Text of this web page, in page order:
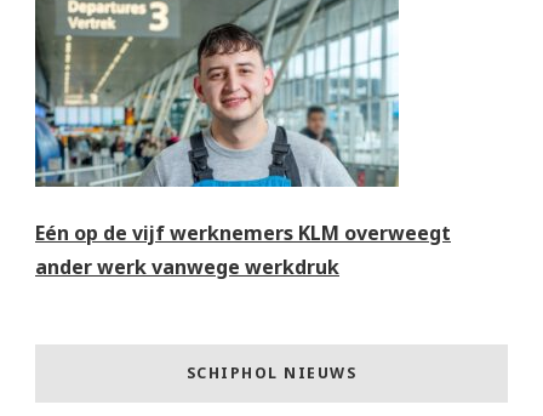
Eén op de vijf werknemers KLM overweegt
ander werk vanwege werkdruk
SCHIPHOL NIEUWS